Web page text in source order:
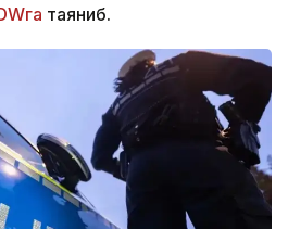
таяниб.